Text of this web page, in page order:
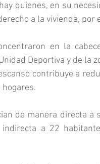
quienes, en su
a la vivienda, por
en la
Deportiva y de la
contribuye a
de manera directa a
a 22